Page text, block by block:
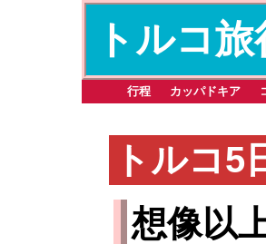
トルコ
行程 カッパドキア
トルコ
想像以